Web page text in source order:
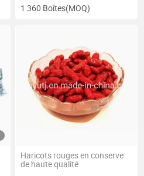
1 360 Boîtes(MOQ)
Haricots rouges en conserve
de haute qualité